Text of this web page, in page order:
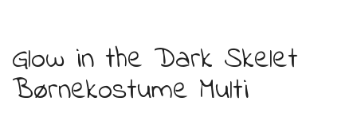
Glow in the Dark Skelet
Børnekostume Multi